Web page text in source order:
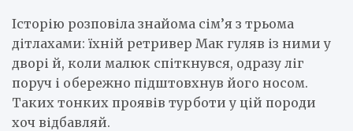
Історію розповіла знайома сім’я з трьома
дітлахами: їхній ретривер Мак гуляв із ними у
дворі й, коли малюк спіткнувся, одразу ліг
поруч і обережно підштовхнув його носом.
Таких тонких проявів турботи у цій породи
хоч відбавляй.